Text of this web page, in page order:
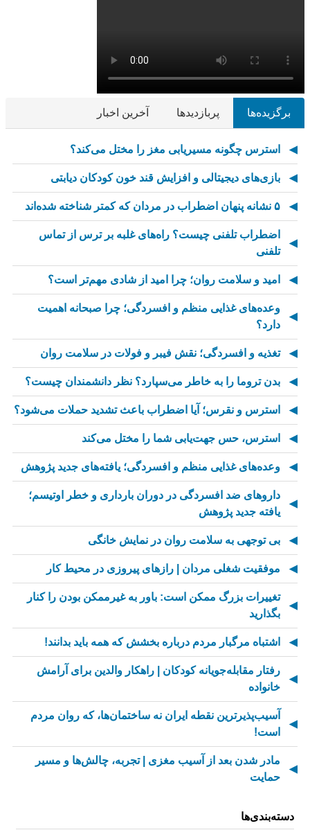
برگزیده‌ها پربازدیدها آخرین اخبار
استرس چگونه مسیریابی مغز را مختل می‌کند؟
بازی‌های دیجیتالی و افزایش قند خون کودکان دیابتی
۵ نشانه پنهان اضطراب در مردان که کمتر شناخته شده‌اند
اضطراب تلفنی چیست؟ راه‌های غلبه بر ترس از تماس
تلفنی
امید و سلامت روان؛ چرا امید از شادی مهم‌تر است؟
وعده‌های غذایی منظم و افسردگی؛ چرا صبحانه اهمیت
دارد؟
تغذیه و افسردگی؛ نقش فیبر و فولات در سلامت روان
بدن تروما را به خاطر می‌سپارد؟ نظر دانشمندان چیست؟
استرس و نقرس؛ آیا اضطراب باعث تشدید حملات می‌شود؟
استرس، حس جهت‌یابی شما را مختل می‌کند
وعده‌های غذایی منظم و افسردگی؛ یافته‌های جدید پژوهش
داروهای ضد افسردگی در دوران بارداری و خطر اوتیسم؛
یافته جدید پژوهش
بی توجهی به سلامت روان در نمایش خانگی
موفقیت شغلی مردان | رازهای پیروزی در محیط کار
تغییرات بزرگ ممکن است: باور به غیرممکن بودن را کنار
بگذارید
اشتباه مرگبار مردم درباره بخشش که همه باید بدانند!
رفتار مقابله‌جویانه کودکان | راهکار والدین برای آرامش
خانواده
آسیب‌پذیرترین نقطه ایران نه ساختمان‌ها، که روان مردم
است!
مادر شدن بعد از آسیب مغزی | تجربه، چالش‌ها و مسیر
حمایت
دسته‌بندی‌ها